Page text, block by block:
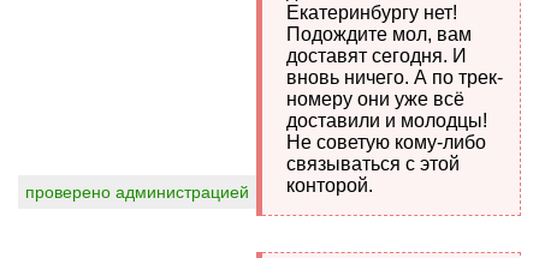
проверено администрацией
Екатеринбургу нет!
Подождите мол, вам
доставят сегодня. И
вновь ничего. А по трек-
номеру они уже всё
доставили и молодцы!
Не советую кому-либо
связываться с этой
конторой.